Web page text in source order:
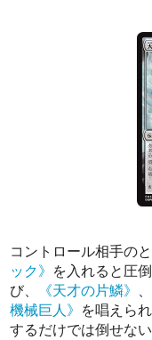
コントロール相手のと
ック》 を入れると圧
び、
《天才の片鱗》 、
機械巨人》 を唱えら
するだけでは倒せな